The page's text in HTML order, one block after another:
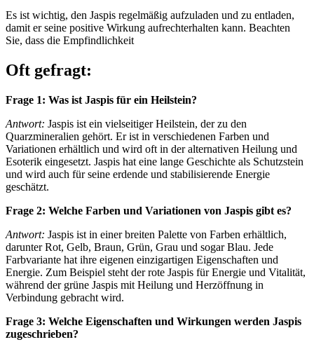
Es ist wichtig, den Jaspis regelmäßig aufzuladen und zu entladen,
damit er seine positive Wirkung aufrechterhalten kann. Beachten
Sie, dass die Empfindlichkeit
Oft gefragt:
Frage 1: Was ist Jaspis für ein Heilstein?
Antwort: Jaspis ist ein vielseitiger Heilstein, der zu den
Quarzmineralien gehört. Er ist in verschiedenen Farben und
Variationen erhältlich und wird oft in der alternativen Heilung und
Esoterik eingesetzt. Jaspis hat eine lange Geschichte als Schutzstein
und wird auch für seine erdende und stabilisierende Energie
geschätzt.
Frage 2: Welche Farben und Variationen von Jaspis gibt es?
Antwort: Jaspis ist in einer breiten Palette von Farben erhältlich,
darunter Rot, Gelb, Braun, Grün, Grau und sogar Blau. Jede
Farbvariante hat ihre eigenen einzigartigen Eigenschaften und
Energie. Zum Beispiel steht der rote Jaspis für Energie und Vitalität,
während der grüne Jaspis mit Heilung und Herzöffnung in
Verbindung gebracht wird.
Frage 3: Welche Eigenschaften und Wirkungen werden Jaspis
zugeschrieben?